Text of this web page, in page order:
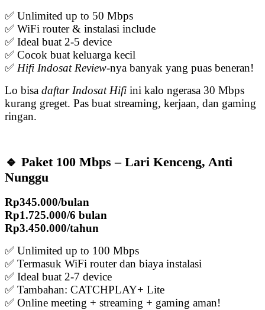
✅ Unlimited up to 50 Mbps
✅ WiFi router & instalasi include
✅ Ideal buat 2-5 device
✅ Cocok buat keluarga kecil
✅ Hifi Indosat Review-nya banyak yang puas beneran!
Lo bisa daftar Indosat Hifi ini kalo ngerasa 30 Mbps
kurang greget. Pas buat streaming, kerjaan, dan gaming
ringan.
🔹 Paket 100 Mbps – Lari Kenceng, Anti
Nunggu
Rp345.000/bulan
Rp1.725.000/6 bulan
Rp3.450.000/tahun
✅ Unlimited up to 100 Mbps
✅ Termasuk WiFi router dan biaya instalasi
✅ Ideal buat 2-7 device
✅ Tambahan: CATCHPLAY+ Lite
✅ Online meeting + streaming + gaming aman!